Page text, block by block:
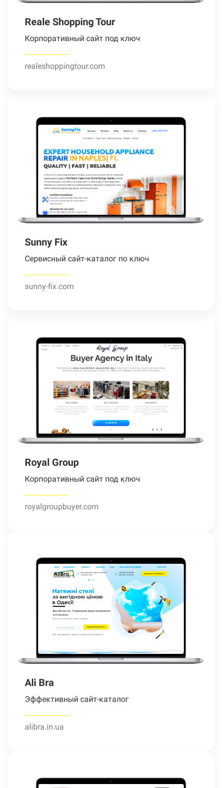
Reale Shopping Tour
Корпоративный сайт под ключ
realeshoppingtour.com
Sunny Fix
Сервисный сайт-каталог по ключ
sunny-fix.com
Royal Group
Корпоративный сайт под ключ
royalgroupbuyer.com
Ali Bra
Эффективный сайт-каталог
alibra.in.ua